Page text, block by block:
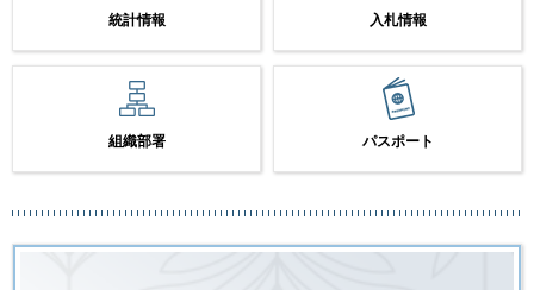
統計情報 入札情報
組織部署 パスポート